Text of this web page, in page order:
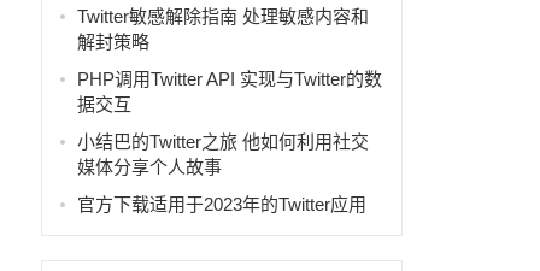
Twitter敏感解除指南 处理敏感内容和
解封策略
PHP调用Twitter API 实现与Twitter的数
据交互
小结巴的Twitter之旅 他如何利用社交
媒体分享个人故事
官方下载适用于2023年的Twitter应用